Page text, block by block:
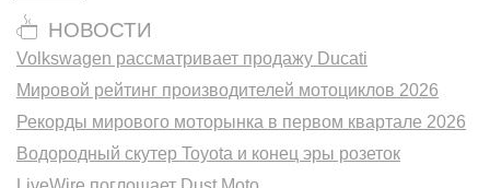
НОВОСТИ
Volkswagen рассматривает продажу Ducati
Мировой рейтинг производителей мотоциклов 2026
Рекорды мирового моторынка в первом квартале 2026
Водородный скутер Toyota и конец эры розеток